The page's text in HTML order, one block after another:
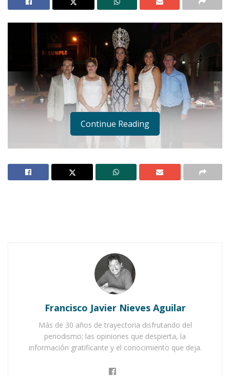
Buena tarde taurina en Ahuacatlán
Continue Reading
Francisco Javier Nieves Aguilar
Más de 30 años de trayectoria disfrutando del
periodismo; las opiniones que despierta, la
información gratificante y el conocimiento que deja.